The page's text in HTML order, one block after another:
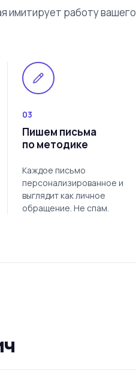
имитирует работу вашего
03
Пишем письма
по методике
Каждое письмо
персонализированное и
выглядит как личное
обращение. Не спам.